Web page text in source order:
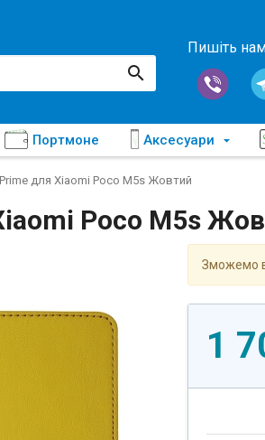
Пишіть
Портмоне Аксесуари
для Xiaomi Poco M5s Жовтий
Poco M5s
Зможемо
1